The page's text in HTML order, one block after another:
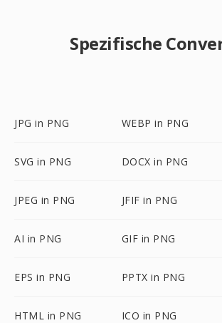
Spezifische
JPG in PNG WEBP in PNG
SVG in PNG DOCX in PNG
JPEG in PNG JFIF in PNG
AI in PNG GIF in PNG
EPS in PNG PPTX in PNG
HTML in PNG ICO in PNG